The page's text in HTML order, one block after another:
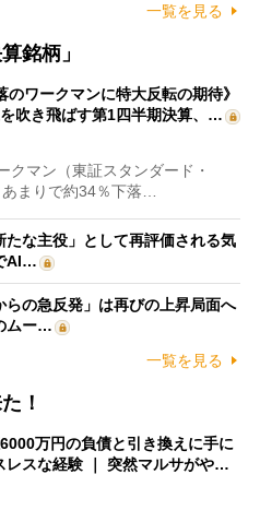
一覧を見る
銘柄」
のワークマンに特大反転の期待》
吹き飛ばす第1四半期決算、…
マン（東証スタンダード・
まりで約34％下落…
な主役」として再評価される気
AI…
の急反発」は再びの上昇局面へ
ムー…
一覧を見る
！
6000万円の負債と引き換えに手に
レスな経験 ｜ 突然マルサがや…